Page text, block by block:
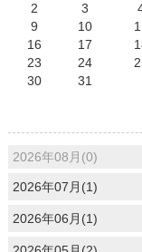
2
3
9
10
16
17
23
24
30
31
2026年08月(0)
2026年07月(1)
2026年06月(1)